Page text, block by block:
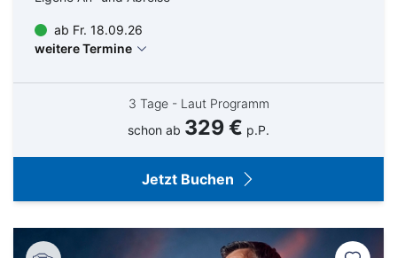
ab Fr. 18.09.26
weitere Termine
3 Tage - Laut Programm
schon ab 329 € p.P.
Jetzt Buchen